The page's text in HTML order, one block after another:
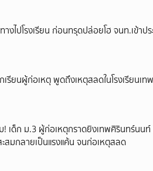
งไปโรงเรียน ก่อนทรุดปล่อยโฮ จนท.เข้าป
เรียนผู้ก่อเหตุ พูดถึงเหตุสลดในโรงเรียนเท
เด็ก ม.3 ผู้ก่อเหตุกราดยิงเทพศิรินทร์นนท์
สมกลายเป็นแรงแค้น จนก่อเหตุสลด